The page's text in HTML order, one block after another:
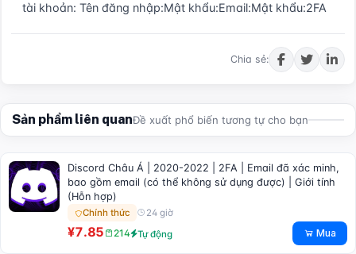
tài khoản: Tên đăng nhập:Mật khẩu:Email:Mật khẩu:2FA
Chia sẻ:
Sản phẩm liên quanĐề xuất phổ biến tương tự cho bạn
Discord Châu Á | 2020-2022 | 2FA | Email đã xác minh,
bao gồm email (có thể không sử dụng được) | Giới tính
(Hỗn hợp)
Chính thức 24 giờ
¥7.85 214 Tự động Mua